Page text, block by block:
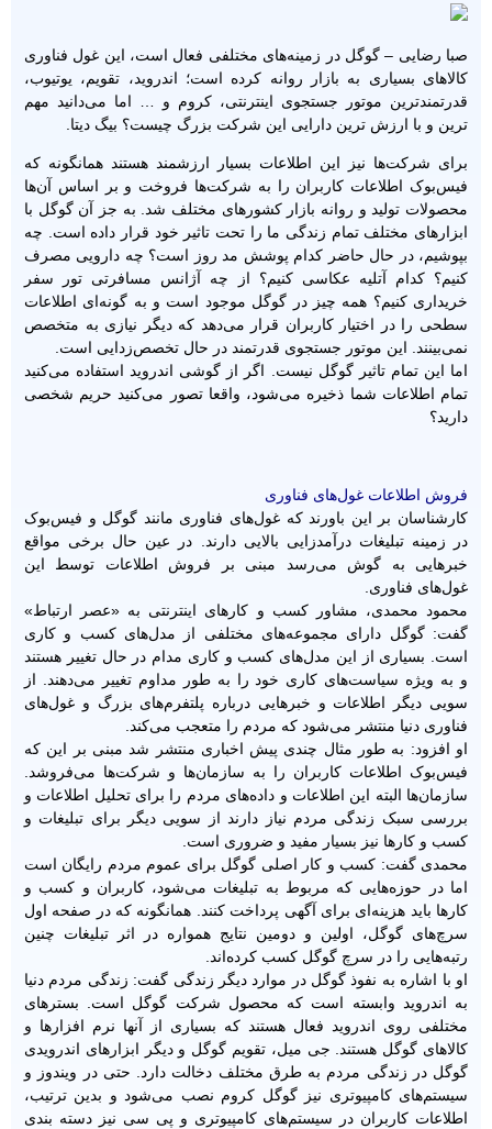
صبا رضایی – گوگل در زمینه‌های مختلفی فعال است، این غول فناوری
کالاهای بسیاری به بازار روانه کرده است؛ اندروید، تقویم، یوتیوب،
قدرتمندترین موتور جستجوی اینترنتی، کروم و … اما می‌دانید مهم
ترین و با ارزش ترین دارایی این شرکت بزرگ چیست؟ بیگ دیتا.
برای شرکت‌ها نیز این اطلاعات بسیار ارزشمند هستند همانگونه که
فیس‌بوک اطلاعات کاربران را به شرکت‌ها فروخت و بر اساس آن‌ها
محصولات تولید و روانه بازار کشورهای مختلف شد. به جز آن گوگل با
ابزارهای مختلف تمام زندگی ما را تحت تاثیر خود قرار داده است. چه
بپوشیم، در حال حاضر کدام پوشش مد روز است؟ چه دارویی مصرف
کنیم؟ کدام آتلیه عکاسی کنیم؟ از چه آژانس مسافرتی تور سفر
خریداری کنیم؟ همه چیز در گوگل موجود است و به گونه‌ای اطلاعات
سطحی را در اختیار کاربران قرار می‌دهد که دیگر نیازی به متخصص
نمی‌بینند. این موتور جستجوی قدرتمند در حال تخصص‌زدایی است.
اما این تمام تاثیر گوگل نیست. اگر از گوشی اندروید استفاده می‌کنید
تمام اطلاعات شما ذخیره می‌شود، واقعا تصور می‌کنید حریم شخصی
دارید؟
فروش اطلاعات غول‌های فناوری
کارشناسان بر این باورند که غول‌های فناوری مانند گوگل و فیس‌بوک
در زمینه تبلیغات درآمدزایی بالایی دارند. در عین حال برخی مواقع
خبرهایی به گوش می‌رسد مبنی بر فروش اطلاعات توسط این
غول‌های فناوری.
محمود محمدی، مشاور کسب و کارهای اینترنتی به «عصر ارتباط»
گفت: گوگل دارای مجموعه‌های مختلفی از مدل‌های کسب و کاری
است. بسیاری از این مدل‌های کسب و کاری مدام در حال تغییر هستند
و به ویژه سیاست‌های کاری خود را به طور مداوم تغییر می‌دهند. از
سویی دیگر اطلاعات و خبرهایی درباره پلتفرم‌های بزرگ و غول‌های
فناوری دنیا منتشر می‌شود که مردم را متعجب می‌کند.
او افزود: به طور مثال چندی پیش اخباری منتشر شد مبنی بر این که
فیس‌بوک اطلاعات کاربران را به سازمان‌ها و شرکت‌ها می‌فروشد.
سازمان‌ها البته این اطلاعات و داده‌های مردم را برای تحلیل اطلاعات و
بررسی سبک زندگی مردم نیاز دارند از سویی دیگر برای تبلیغات و
کسب و کارها نیز بسیار مفید و ضروری است.
محمدی گفت: کسب و کار اصلی گوگل برای عموم مردم رایگان است
اما در حوزه‌هایی که مربوط به تبلیغات می‌شود، کاربران و کسب و
کارها باید هزینه‌ای برای آگهی پرداخت کنند. همانگونه که در صفحه اول
سرچ‌های گوگل، اولین و دومین نتایج همواره در اثر تبلیغات چنین
رتبه‌هایی را در سرچ گوگل کسب کرده‌اند.
او با اشاره به نفوذ گوگل در موارد دیگر زندگی گفت: زندگی مردم دنیا
به اندروید وابسته است که محصول شرکت گوگل است. بسترهای
مختلفی روی اندروید فعال هستند که بسیاری از آنها نرم افزارها و
کالاهای گوگل هستند. جی میل، تقویم گوگل و دیگر ابزارهای اندرویدی
گوگل در زندگی مردم به طرق مختلف دخالت دارد. حتی در ویندوز و
سیستم‌های کامپیوتری نیز گوگل کروم نصب می‌شود و بدین ترتیب،
اطلاعات کاربران در سیستم‌های کامپیوتری و پی سی نیز دسته بندی